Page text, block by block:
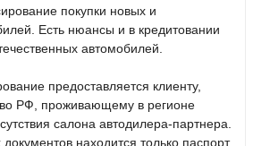
покупки новых и
Есть нюансы и в кредитовании
автомобилей.
предоставляется клиенту,
РФ, проживающему в регионе
салона автодилера-партнера.
находится только паспорт